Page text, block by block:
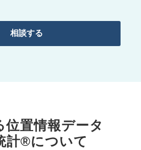
相談する
位置情報データ
計®について